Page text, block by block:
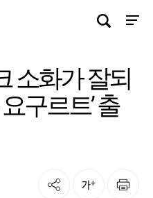
사이
검색창 열기
소화가 잘되
구르트’ 출
공유 글자크기 인쇄